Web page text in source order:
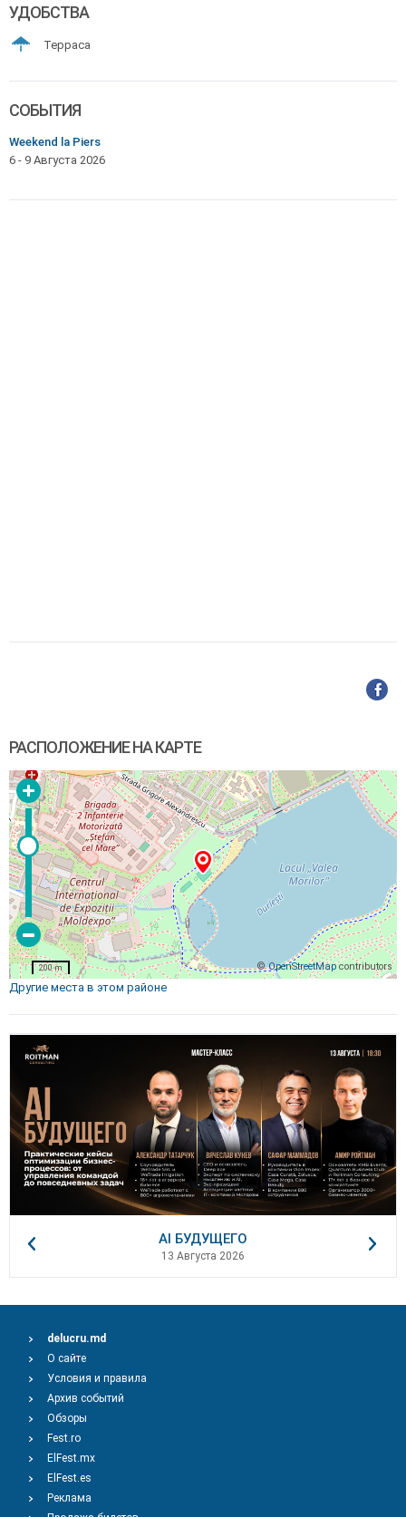
УДОБСТВА
Терраса
СОБЫТИЯ
Weekend la Piers
6 - 9 Августа 2026
РАСПОЛОЖЕНИЕ НА КАРТЕ
©OpenStreetMapcontributors
200 m
Другие места в этом районе
AI БУДУЩЕГО
13 Августа 2026
delucru.md
О сайте
Условия и правила
Архив событий
Обзоры
Fest.ro
ElFest.mx
ElFest.es
Реклама